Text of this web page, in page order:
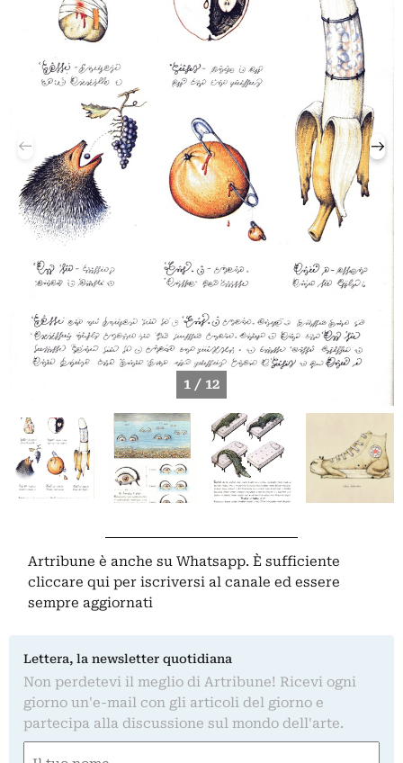
1 / 12
Artribune è anche su Whatsapp. È sufficiente
cliccare qui per iscriversi al canale ed essere
sempre aggiornati
Lettera, la newsletter quotidiana
Non perdetevi il meglio di Artribune! Ricevi ogni
giorno un'e-mail con gli articoli del giorno e
partecipa alla discussione sul mondo dell'arte.